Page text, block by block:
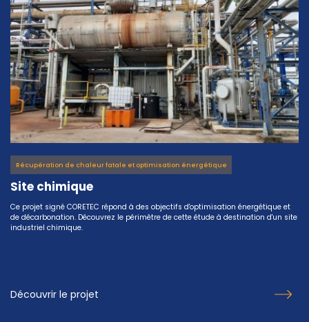
Récupération de chaleur fatale et optimisation énergétique
Site chimique
Ce projet signé CORETEC répond à des objectifs d'optimisation énergétique et
de décarbonation. Découvrez le périmètre de cette étude à destination d'un site
industriel chimique.
Découvrir le projet